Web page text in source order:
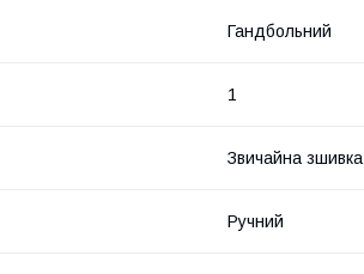
Гандбольний
1
Звичайна зшивка
Ручний